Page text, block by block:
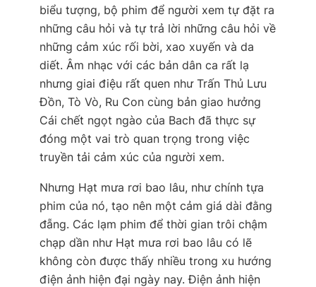
biểu tượng, bộ phim để người xem tự đặt ra
những câu hỏi và tự trả lời những câu hỏi về
những cảm xúc rối bời, xao xuyến và da
diết. Âm nhạc với các bản dân ca rất lạ
nhưng giai điệu rất quen như Trấn Thủ Lưu
Đồn, Tò Vò, Ru Con cùng bản giao hưởng
Cái chết ngọt ngào của Bach đã thực sự
đóng một vai trò quan trọng trong việc
truyền tải cảm xúc của người xem.
Nhưng Hạt mưa rơi bao lâu, như chính tựa
phim của nó, tạo nên một cảm giá dài đằng
đẵng. Các lạm phim để thời gian trôi chậm
chạp dần như Hạt mưa rơi bao lâu có lẽ
không còn được thấy nhiều trong xu hướng
điện ảnh hiện đại ngày nay. Điện ảnh hiện